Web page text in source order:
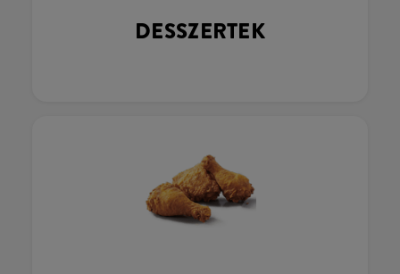
DESSZERTEK